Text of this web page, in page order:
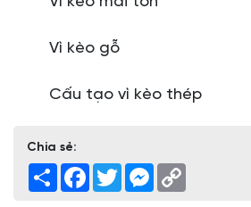
Vì kèo gỗ
Cấu tạo vì kèo thép
Chia sẻ:
Share Facebook
TwitterMessenger